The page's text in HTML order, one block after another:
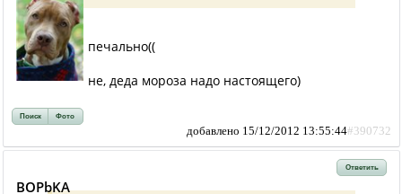
печально((
не, деда мороза надо настоящего)
Поиск Фото
добавлено 15/12/2012 13:55:44#390732
Ответить
BOPbKA